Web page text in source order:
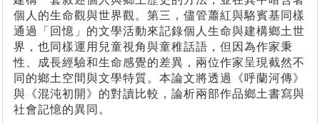
個人的生命觀與世界觀。第三，儘管蕭紅與駱賓基同樣
通過「回憶」的文學活動來記錄個人生命與建構鄉土世
界，也同樣運用兒童視角與童稚話語，但因為作家秉
性、成長經驗和生命感覺的差異，兩位作家呈現截然不
同的鄉土空間與文學特質。本論文將透過《呼蘭河傳》
與《混沌初開》的對讀比較，論析兩部作品鄉土書寫與
社會記憶的異同。